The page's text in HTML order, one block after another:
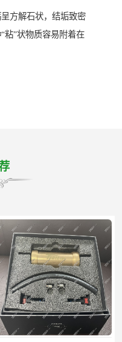
方解石状，结垢致密
粘”状物质容易附着在